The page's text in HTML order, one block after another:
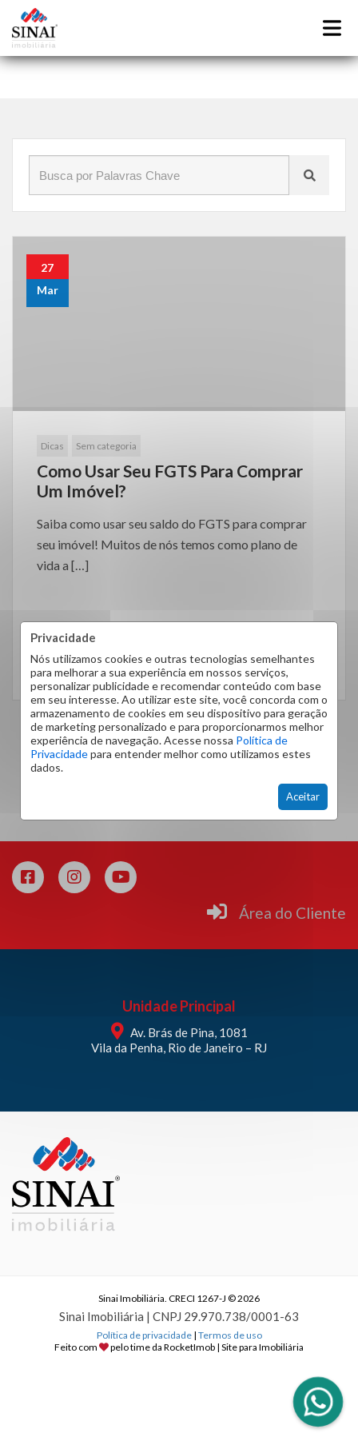
Início» Blog
Privacidade
Nós utilizamos cookies e outras tecnologias semelhantes
para melhorar a sua experiência em nossos serviços,
personalizar publicidade e recomendar conteúdo com base
em seu interesse. Ao utilizar este site, você concorda com o
armazenamento de cookies em seu dispositivo para geração
de marketing personalizado e para proporcionarmos melhor
experiência de navegação. Acesse nossa Política de
Privacidadepara entender melhor como utilizamos estes
dados.
Aceitar
27
Mar
Dicas Sem categoria
Como Usar Seu FGTS Para Comprar
Um Imóvel?
Saiba como usar seu saldo do FGTS para comprar
seu imóvel! Muitos de nós temos como plano de
vida a […]
LEIA MAIS
1 2 3 4
Área do Cliente
Unidade Principal
Av. Brás de Pina, 1081
Vila da Penha, Rio de Janeiro – RJ
Sinai Imobiliária. CRECI 1267-J © 2026
Sinai Imobiliária | CNPJ 29.970.738/0001-63
Política de privacidade| Termos de uso
Feito com
pelo time da RocketImob | Site para Imobiliária